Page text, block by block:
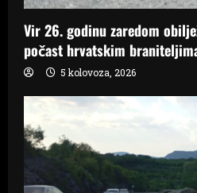
Vir 26. godinu zaredom
počast hrvatskim
5 kolovoza, 2026